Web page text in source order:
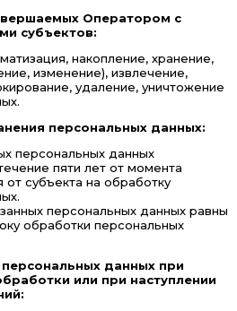
Оператором с
субъектов:
накопление, хранение,
изменение), извлечение,
удаление, уничтожение
персональных данных:
персональных данных
пяти лет от момента
от субъекта на обработку
персональных данных равны
обработки персональных
данных при
или при наступлении